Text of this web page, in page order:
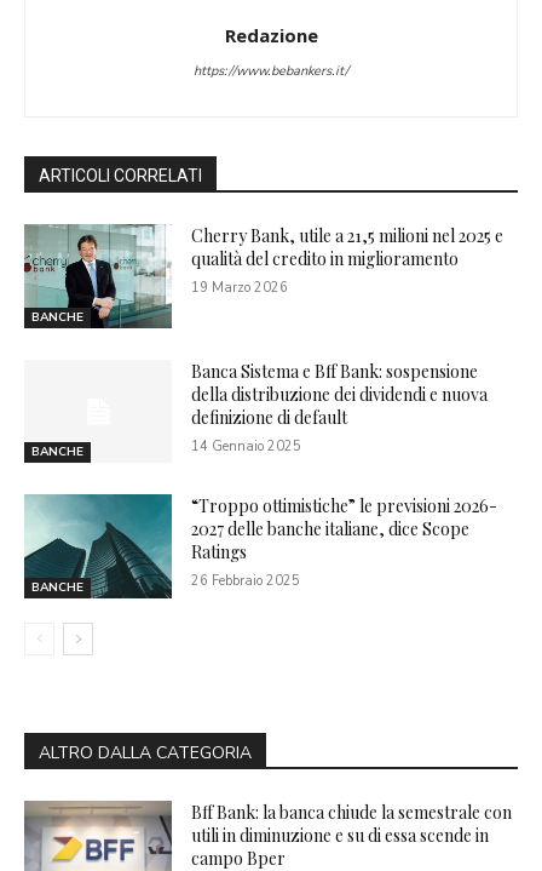
Redazione
https://www.bebankers.it/
ARTICOLI CORRELATI
BANCHE
Cherry Bank, utile a 21,5 milioni nel 2025 e
qualità del credito in miglioramento
19 Marzo 2026
BANCHE
Banca Sistema e Bff Bank: sospensione
della distribuzione dei dividendi e nuova
definizione di default
14 Gennaio 2025
BANCHE
“Troppo ottimistiche” le previsioni 2026-
2027 delle banche italiane, dice Scope
Ratings
26 Febbraio 2025
ALTRO DALLA CATEGORIA
Bff Bank: la banca chiude la semestrale con
utili in diminuzione e su di essa scende in
campo Bper